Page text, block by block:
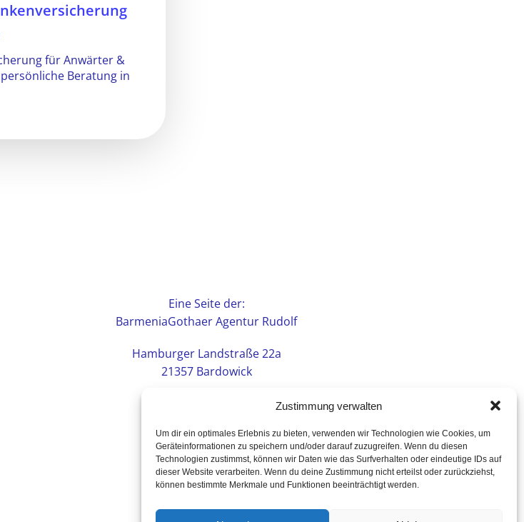
Zustimmung verwalten
Um dir ein optimales Erlebnis zu bieten, verwenden wir Technologien wie Cookies, um
Geräteinformationen zu speichern und/oder darauf zuzugreifen. Wenn du diesen
Technologien zustimmst, können wir Daten wie das Surfverhalten oder eindeutige IDs auf
dieser Website verarbeiten. Wenn du deine Zustimmung nicht erteilst oder zurückziehst,
können bestimmte Merkmale und Funktionen beeinträchtigt werden.
für Anwärter &
Beratung in
Eine Seite der:
BarmeniaGothaer Agentur Rudolf
Hamburger Landstraße 22a
21357 Bardowick